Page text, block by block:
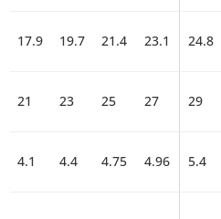
17.9 19.7 21.4 23.1 24.8
21 23 25 27 29
4.1 4.4 4.75 4.96 5.4